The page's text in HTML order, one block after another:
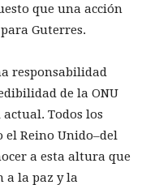
que una acción
Guterres.
responsabilidad
de la ONU
Todos los
Reino Unido–del
a esta altura que
a la paz y la